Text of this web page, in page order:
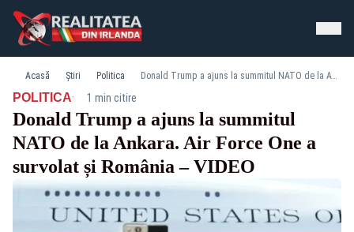
Acasă Știri Politica Donald Trump a ajuns la summitul NATO de la Ankara. Air Force One a survolat și România – VIDEO
POLITICA· 1 min citire
Donald Trump a ajuns la summitul
NATO de la Ankara. Air Force One a
survolat și România – VIDEO